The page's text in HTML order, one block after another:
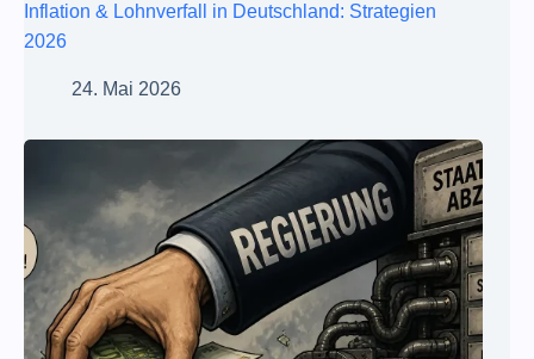
Inflation & Lohnverfall in Deutschland: Strategien
2026
24. Mai 2026